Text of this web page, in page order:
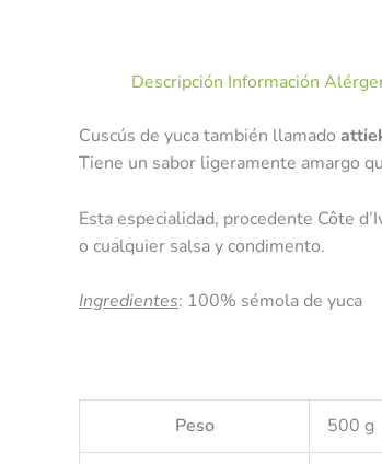
Descripción Información
Cuscús de yuca también llamado
Tiene un sabor ligeramente amargo
Esta especialidad, procedente Côte
o cualquier salsa y condimento.
Ingredientes: 100% sémola de yuca
Peso 500 g